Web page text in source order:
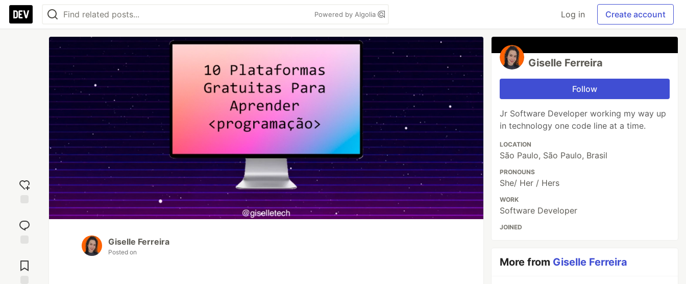
Powered by Algolia Log in Create account
reaction
Comments
Giselle Ferreira
Posted on
Giselle Ferreira
Follow
Jr Software Developer working my way up
in technology one code line at a time.
LOCATION
São Paulo, São Paulo, Brasil
PRONOUNS
She/ Her / Hers
WORK
Software Developer
JOINED
More from Giselle Ferreira